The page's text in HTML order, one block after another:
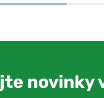
novinky